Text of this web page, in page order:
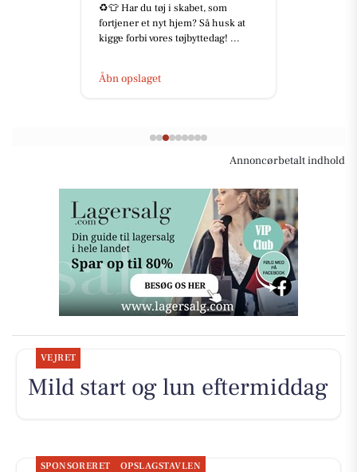
♻️👕 Har du tøj i skabet, som
fortjener et nyt hjem? Så husk at
kigge forbi vores tøjbyttedag! ...
Åbn opslaget
Annoncørbetalt indhold
VEJRET
Mild start og lun eftermiddag
SPONSORERET OPSLAGSTAVLEN